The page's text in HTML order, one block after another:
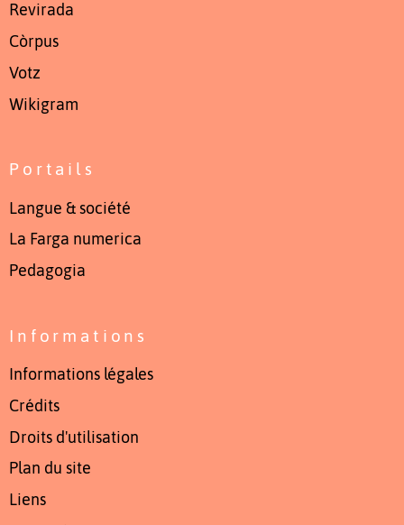
Revirada
Còrpus
Votz
Wikigram
Portails
Langue & société
La Farga numerica
Pedagogia
Informations
Informations légales
Crédits
Droits d'utilisation
Plan du site
Liens